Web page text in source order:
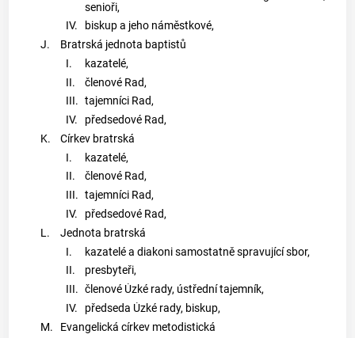
senioři,
IV.
biskup a jeho náměstkové,
J.
Bratrská jednota baptistů
I.
kazatelé,
II.
členové Rad,
III. tajemníci Rad,
IV.
předsedové Rad,
K.
Církev bratrská
I.
kazatelé,
II.
členové Rad,
III. tajemníci Rad,
IV.
předsedové Rad,
L.
Jednota bratrská
I.
kazatelé a diakoni samostatně spravující sbor,
II.
presbyteři,
III. členové Úzké rady, ústřední tajemník,
IV.
předseda Úzké rady, biskup,
M.
Evangelická církev metodistická